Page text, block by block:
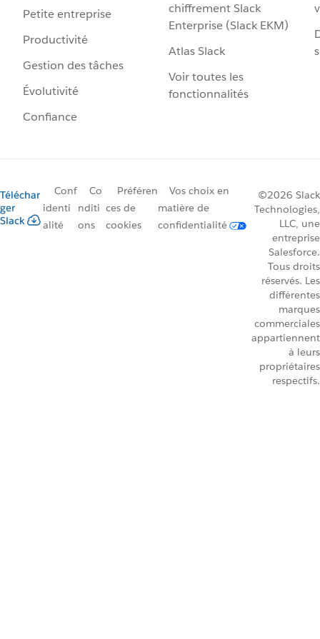
Petite entreprise
Productivité
Gestion des tâches
Évolutivité
Confiance
chiffrement Slack
Enterprise (Slack EKM)
Atlas Slack
Voir toutes les
fonctionnalités
Téléchar
ger
Slack
Conf
identi
alité
Co
nditi
ons
Préféren
ces de
cookies
Vos choix en
matière de
confidentialité
©2026 Slack
Technologies,
LLC, une
entreprise
Salesforce.
Tous droits
réservés. Les
différentes
marques
commerciales
appartiennent
à leurs
propriétaires
respectifs.